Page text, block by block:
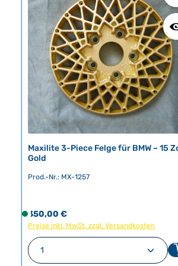
Maxilite 3-Piece Felge für BMW – 15
Gold
Prod.-Nr.: MX-1257
Regulärer Preis:
S
o
f
r
350,00 €
Preise inkl. MwSt. zzgl. Versandkosten
Produkt Anzahl: Gib